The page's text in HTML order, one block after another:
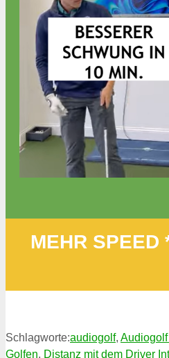
MEHR SPEED
Schlagworte:audiogolf,
Golfen, Distanz mit dem Driver